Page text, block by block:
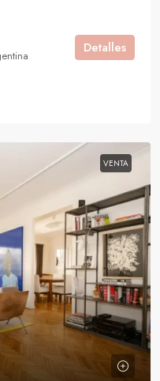
Detalles
VENTA